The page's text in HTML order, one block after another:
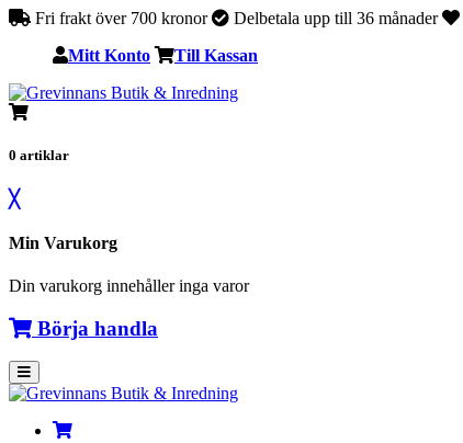
Fri frakt över 700 kronor Delbetala upp till 36 månader
Mitt Konto Till Kassan
0 artiklar
╳
Min Varukorg
Din varukorg innehåller inga varor
Börja handla